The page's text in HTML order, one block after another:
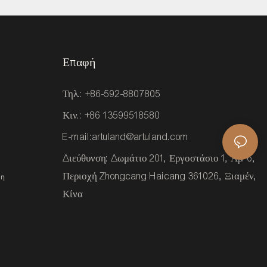
Επαφή
Τηλ.: +86-592-8807805
Κιν.: +86 13599518580
E-mail:artuland@artuland.com
Διεύθυνση: Δωμάτιο 201, Εργοστάσιο 1, Αρ. 6,
Περιοχή Zhongcang Haicang 361026, Ξιαμέν,
Κίνα